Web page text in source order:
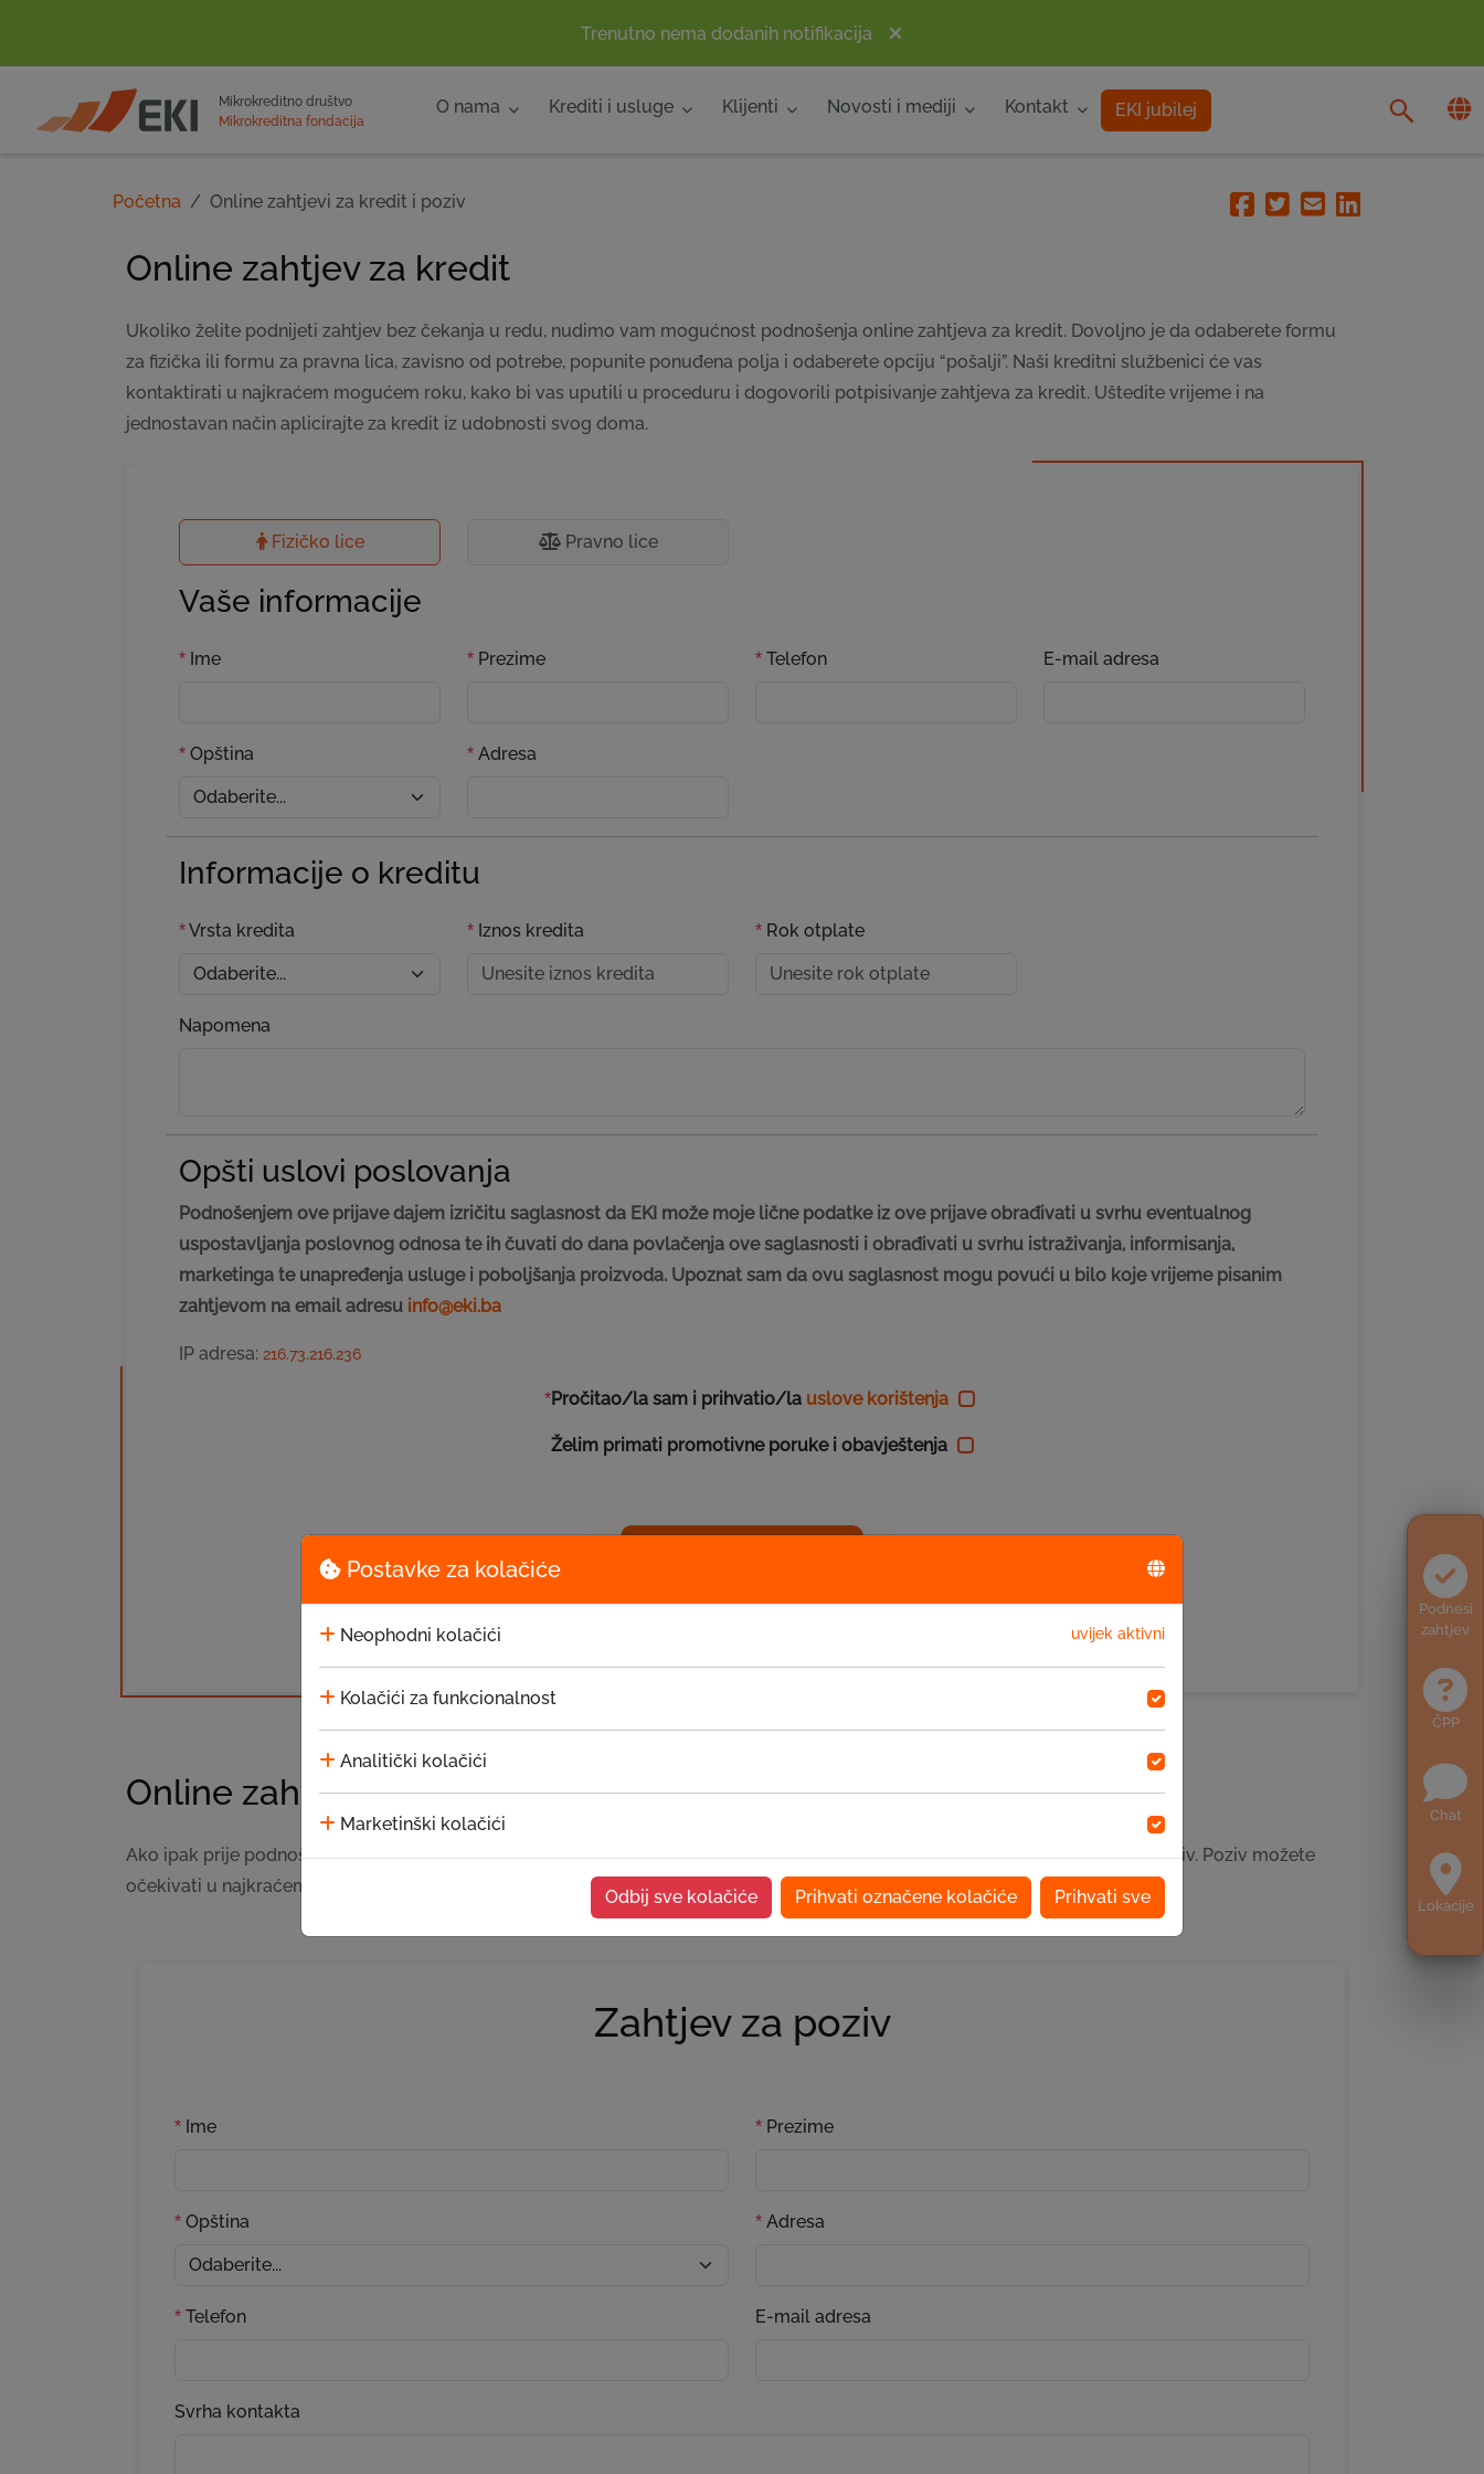
Trenutno nema dodanih notifikacija
POČETNA
Mikrokreditno društvo
Mikrokreditna fondacija
O nama Krediti i usluge Klijenti Novosti i mediji Kontakt EKI jubilej
Podnesi
zahtjev
ČPP
Chat
Lokacije
Postavke za kolačiće
Neophodni kolačići uvijek aktivni
Kolačići za funkcionalnost
Analitički kolačići
Marketinški kolačići
Odbij sve kolačiće Prihvati označene kolačiće Prihvati sve
Početna Online zahtjevi za kredit i poziv Facebook
TwitterEmailLinkedin
Online zahtjev za kredit
Ukoliko želite podnijeti zahtjev bez čekanja u redu, nudimo vam mogućnost podnošenja online zahtjeva za kredit. Dovoljno je da odaberete formu
za fizička ili formu za pravna lica, zavisno od potrebe, popunite ponuđena polja i odaberete opciju “pošalji”. Naši kreditni službenici će vas
kontaktirati u najkraćem mogućem roku, kako bi vas uputili u proceduru i dogovorili potpisivanje zahtjeva za kredit. Uštedite vrijeme i na
jednostavan način aplicirajte za kredit iz udobnosti svog doma.
Fizičko lice Pravno lice
Vaše informacije
* Ime * Prezime * Telefon E-mail adresa
* Opština * Adresa
Informacije o kreditu
*Vrsta kredita * Iznos kredita * Rok otplate
Napomena
Opšti uslovi poslovanja
Podnošenjem ove prijave dajem izričitu saglasnost da EKI može moje lične podatke iz ove prijave obrađivati u svrhu eventualnog
uspostavljanja poslovnog odnosa te ih čuvati do dana povlačenja ove saglasnosti i obrađivati u svrhu istraživanja, informisanja,
marketinga te unapređenja usluge i poboljšanja proizvoda. Upoznat sam da ovu saglasnost mogu povući u bilo koje vrijeme pisanim
zahtjevom na email adresu info@eki.ba
IP adresa: 216.73.216.236
*Pročitao/la sam i prihvatio/la uslove korištenja
Želim primati promotivne poruke i obavještenja
Online zahtjev za poziv
Ako ipak prije podnošenja zahtjeva za kredit želite da se dodatno informišete o uslovima, možete zakazati online zahtjev za poziv. Poziv možete
očekivati u najkraćem mogućem roku, a EKI službenici će vam dati odgovore na sva vaša pitanja.
Zahtjev za poziv
* Ime
* Opština
* Telefon
* Prezime
* Adresa
E-mail adresa
Svrha kontakta